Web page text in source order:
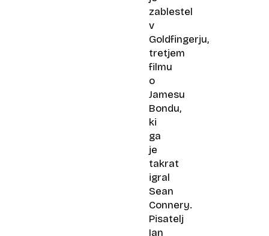
zablestel
v
Goldfingerju,
tretjem
filmu
o
Jamesu
Bondu,
ki
ga
je
takrat
igral
Sean
Connery.
Pisatelj
Ian